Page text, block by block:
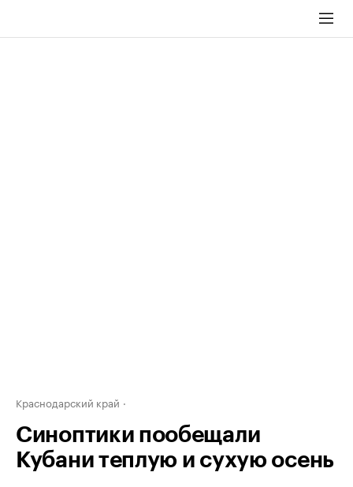
Краснодарский край
Синоптики пообещали
Кубани теплую и сухую осень